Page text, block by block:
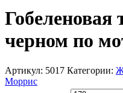
черном по
Артикул: 5017 Категории:
Моррис